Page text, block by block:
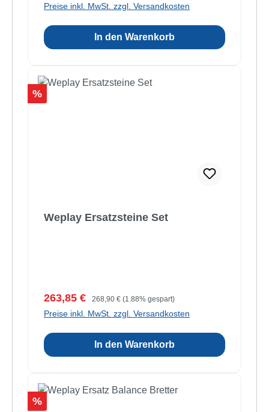
Preise inkl. MwSt. zzgl. Versandkosten
In den Warenkorb
Rabatt
%
Weplay Ersatzsteine Set
Verkaufspreis:
263,85 € Regulärer Preis:
268,90 € (1.88% gespart)
Preise inkl. MwSt. zzgl. Versandkosten
In den Warenkorb
Rabatt
%